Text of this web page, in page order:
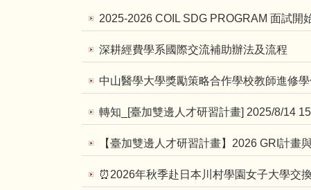
2025-2026 COIL SDG PROGRAM 面試開
深耕經費學系國際交流補助辦法及流程
中山醫學大學獎勵策略合作學校教師進修
轉知_[臺加雙邊人才研習計畫] 2025/8/14
【臺加雙邊人才研習計畫】2026 GRI計畫
⏰2026年秋季赴日本川村學園女子大學交